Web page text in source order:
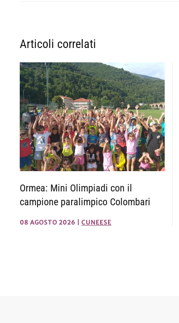
Articoli correlati
Ormea: Mini Olimpiadi con il
campione paralimpico Colombari
08 AGOSTO 2026 CUNEESE